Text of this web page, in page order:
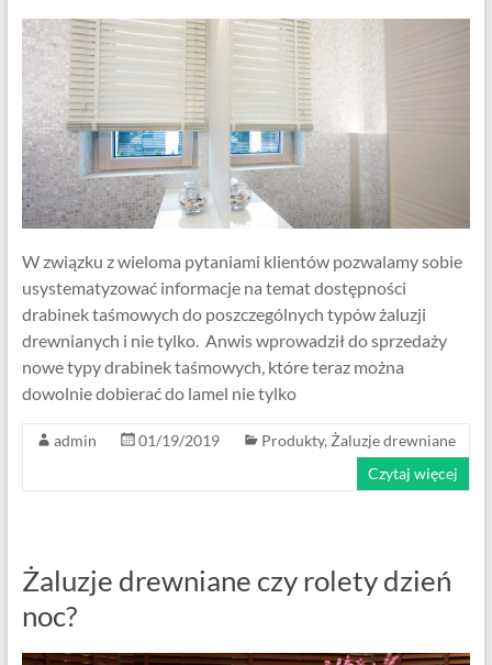
W związku z wieloma pytaniami klientów pozwalamy sobie
usystematyzować informacje na temat dostępności
drabinek taśmowych do poszczególnych typów żaluzji
drewnianych i nie tylko. Anwis wprowadził do sprzedaży
nowe typy drabinek taśmowych, które teraz można
dowolnie dobierać do lamel nie tylko
admin 01/19/2019 Produkty, Żaluzje drewniane
Czytaj więcej
Żaluzje drewniane czy rolety dzień
noc?